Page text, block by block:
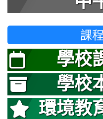
課
學校
學校
環境教